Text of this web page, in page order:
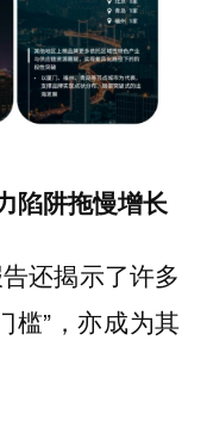
陷阱拖慢增长
还揭示了许多
槛”，亦成为其